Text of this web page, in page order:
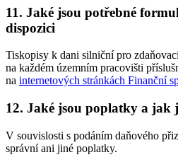
11. Jaké jsou potřebné
dispozici
Tiskopisy k dani silniční pro
na každém územním pracovišti
na internetových stránkách Finanční
12. Jaké jsou poplatky a jak
V souvislosti s podáním daňového
správní ani jiné poplatky.